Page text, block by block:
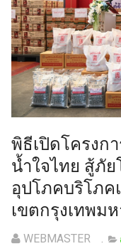
พิธีเปิดโครงก
น้ำใจไทย สู้ภัย
อุปโภคบริโภ
เขตกรุงเทพม
WEBMASTER